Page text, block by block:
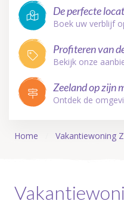
De perfecte
Boek uw verblijf
Profiteren van
Bekijk onze
Zeeland op zijn
Ontdek de
Home Vakantiewoning